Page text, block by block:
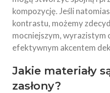
kompozycję. Jeśli
kontrastu, możemy
mocniejszym, wyrazistym
efektywnym akcentem
Jakie materiały
zasłony?